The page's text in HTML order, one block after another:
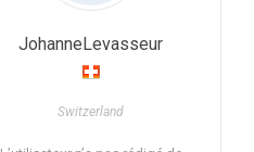
JohanneLevasseur
Switzerland